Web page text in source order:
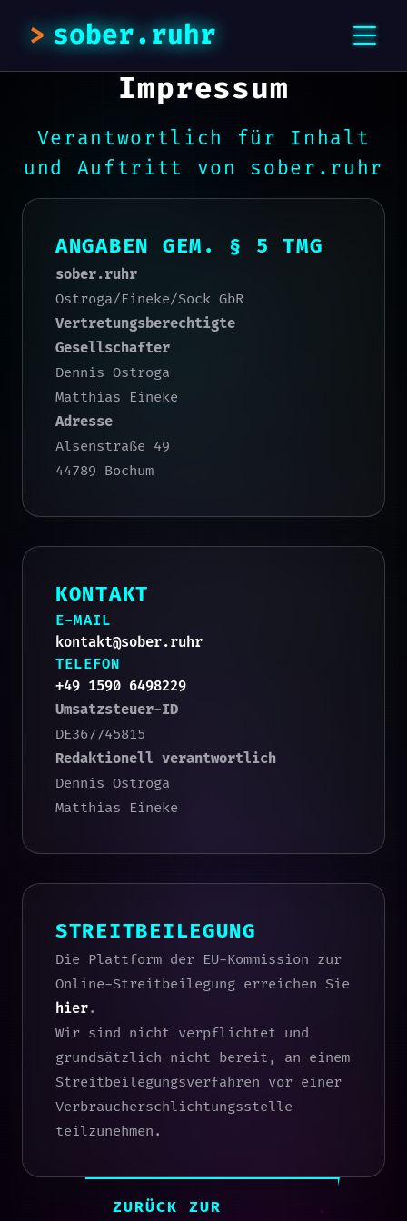
sober.ruhr
Impressum
Verantwortlich für Inhalt
und Auftritt von sober.ruhr
ANGABEN GEM. § 5 TMG
sober.ruhr
Ostroga/Eineke/Sock GbR
Vertretungsberechtigte
Gesellschafter
Dennis Ostroga
Matthias Eineke
Adresse
Alsenstraße 49
44789 Bochum
KONTAKT
E-MAIL
kontakt@sober.ruhr
TELEFON
+49 1590 6498229
Umsatzsteuer-ID
DE367745815
Redaktionell verantwortlich
Dennis Ostroga
Matthias Eineke
STREITBEILEGUNG
Die Plattform der EU-Kommission zur
Online-Streitbeilegung erreichen Sie
hier.
Wir sind nicht verpflichtet und
grundsätzlich nicht bereit, an einem
Streitbeilegungsverfahren vor einer
Verbraucherschlichtungsstelle
teilzunehmen.
ZURÜCK ZUR